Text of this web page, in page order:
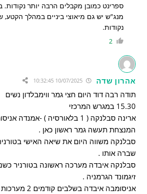
ספרינט כמובן מקבלים הרבה יותר
מנג"ש יש גם מיאוצי ביניים במהלך
נקודות.
2
אהרון שדה
תודה רבה דוד היום חצי גמר ווימבלדון נשים
15.30 במגרש המרכזי
ארינה סבלנקה ( 1 בלאורסיה ) -אמנדה אניסומבה ( 13 ארה"ב)
המנצחת תעשה גמר ראשון כאן .
סבלנקה משווה היום את שיאה האישי
שברה אותו .
סבלנקה איבדה מערכה ראשונה בטורניר
זיגמונד הגרמניה .
אניסומבה איבדה